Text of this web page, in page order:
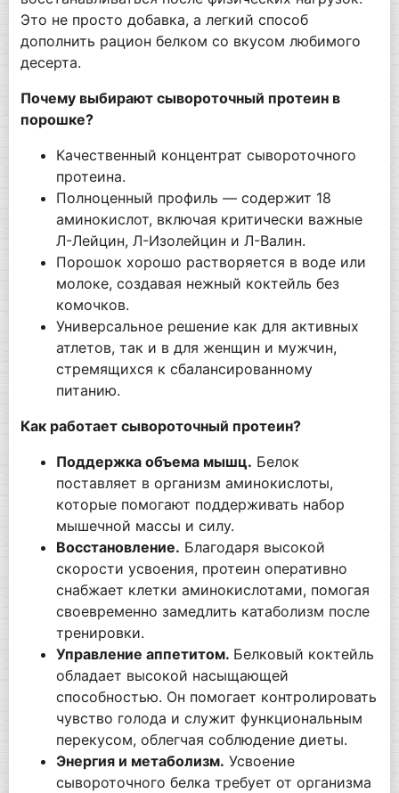
Это не просто добавка, а легкий способ
дополнить рацион белком со вкусом любимого
десерта.
Почему выбирают сывороточный протеин в
порошке?
Качественный концентрат сывороточного
протеина.
Полноценный профиль — содержит 18
аминокислот, включая критически важные
Л-Лейцин, Л-Изолейцин и Л-Валин.
Порошок хорошо растворяется в воде или
молоке, создавая нежный коктейль без
комочков.
Универсальное решение как для активных
атлетов, так и в для женщин и мужчин,
стремящихся к сбалансированному
питанию.
Как работает сывороточный протеин?
Поддержка объема мышц. Белок
поставляет в организм аминокислоты,
которые помогают поддерживать набор
мышечной массы и силу.
Восстановление. Благодаря высокой
скорости усвоения, протеин оперативно
снабжает клетки аминокислотами, помогая
своевременно замедлить катаболизм после
тренировки.
Управление аппетитом. Белковый коктейль
обладает высокой насыщающей
способностью. Он помогает контролировать
чувство голода и служит функциональным
перекусом, облегчая соблюдение диеты.
Энергия и метаболизм. Усвоение
сывороточного белка требует от организма